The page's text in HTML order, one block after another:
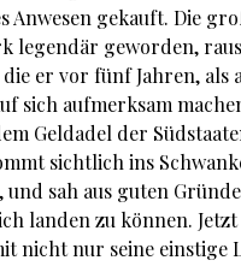
Anwesen gekauft. Die
legendär geworden,
die er vor fünf Jahren,
sich aufmerksam
Geldadel der
sichtlich ins
sah aus guten
landen zu können.
nicht nur seine einstige